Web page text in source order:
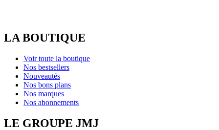
LA BOUTIQUE
Voir toute la boutique
Nos bestsellers
Nouveautés
Nos bons plans
Nos marques
Nos abonnements
LE GROUPE JMJ